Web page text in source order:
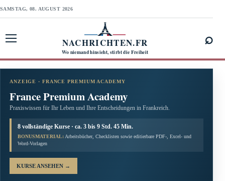
SAMSTAG, 08. AUGUST 2026
NACHRICHTEN.FR
Wo niemand hinsieht, stirbt die Freiheit
⌕
ANZEIGE · FRANCE PREMIUM ACADEMY
France Premium Academy
Praxiswissen für Ihr Leben und Ihre Entscheidungen in Frankreich.
8 vollständige Kurse · ca. 3 bis 9 Std. 45 Min.
BONUSMATERIAL: Arbeitsbücher, Checklisten sowie editierbare PDF-, Excel- und
Word-Vorlagen
KURSE ANSEHEN →